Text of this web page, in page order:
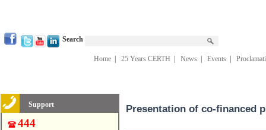
Search
Home 25 Years CERTH News Events
Support
444
Presentation of co-financed